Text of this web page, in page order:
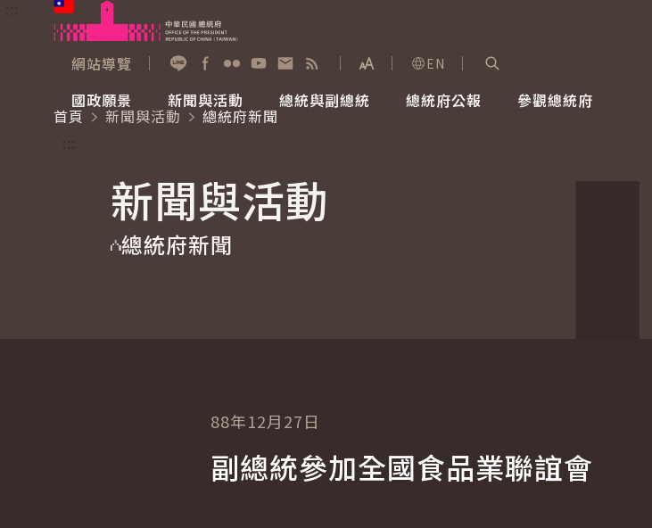
跳到主要內容
網站導覽
展開字級選單
EN
國政願景
國家氣候變遷對策委員會
重要談話
新聞與活動
總統府新聞
影音頻道
總統與副總統
賴清德總統
總統府公報 參觀總統府
參觀資訊
首頁
新聞與活動
總統府新聞
新聞與活動
總統府新聞
88年12月27日
副總統參加全國食品業聯誼會